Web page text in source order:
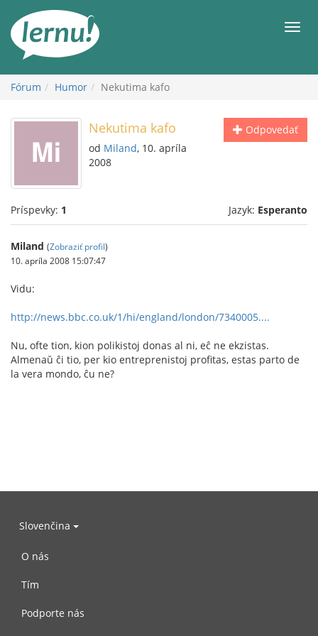
obsah
Fórum Humor Nekutima kafo
Odpovedať
Nekutima kafo
od Miland, 10. apríla
2008
Príspevky: 1 Jazyk: Esperanto
Miland (Zobraziť profil)
10. apríla 2008 15:07:47
Vidu:
http://news.bbc.co.uk/1/hi/england/london/7340005....
Nu, ofte tion, kion polikistoj donas al ni, eĉ ne ekzistas.
Almenaŭ ĉi tio, per kio entreprenistoj profitas, estas parto de
la vera mondo, ĉu ne?
Slovenčina
O nás
Tím
Podporte nás